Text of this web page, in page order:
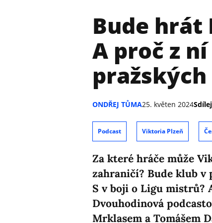
Bude hrát
A proč z
pražských
ONDŘEJ TŮMA25. květen 2024
Podcast Viktoria Plzeň
Za které hráče může
zahraničí? Bude klub v
S v boji o Ligu mistrů?
Dvouhodinová
Mrklasem a Tomášem